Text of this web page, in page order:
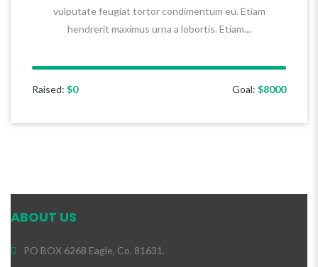
vulputate feugiat tortor condimentum eu. Etiam
hendrerit maximus urna a lobortis. Etiam...
Raised: $0 Goal: $8000
ABOUT US
PO BOX 6268 Eagle, Co. 81631.